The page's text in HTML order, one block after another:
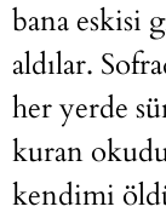
bana eskisi
aldılar.
her yerde
kuran
kendimi